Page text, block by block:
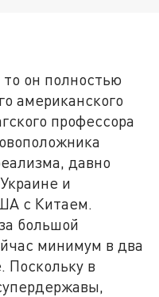
он полностью
американского
профессора
давно
и
с Китаем.
большой
минимум в два
Поскольку в